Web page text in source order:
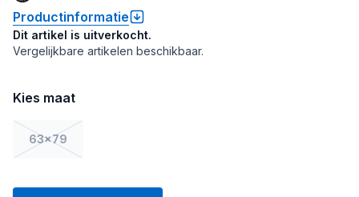
Productinformatie
Dit artikel is uitverkocht.
Vergelijkbare artikelen beschikbaar.
Kies maat
63x79